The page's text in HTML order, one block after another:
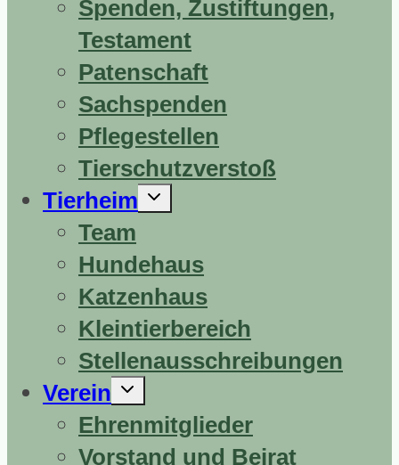
Spenden, Zustiftungen,
Testament
Patenschaft
Sachspenden
Pflegestellen
Tierschutzverstoß
Tierheim
Untermenü
Team
Hundehaus
Katzenhaus
Kleintierbereich
Stellenausschreibungen
Verein
Untermenü
Ehrenmitglieder
Vorstand und Beirat